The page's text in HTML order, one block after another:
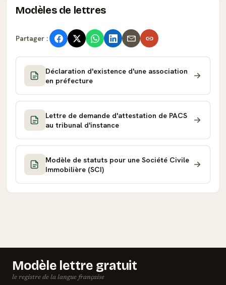
Modèles de lettres
Partager :
Déclaration d'existence d'une association
en préfecture
Lettre de demande d'attestation de PACS
au tribunal d'instance
Modèle de statuts pour une Société Civile
Immobilière (SCI)
Modèle lettre gratuit
le registre de la langue française